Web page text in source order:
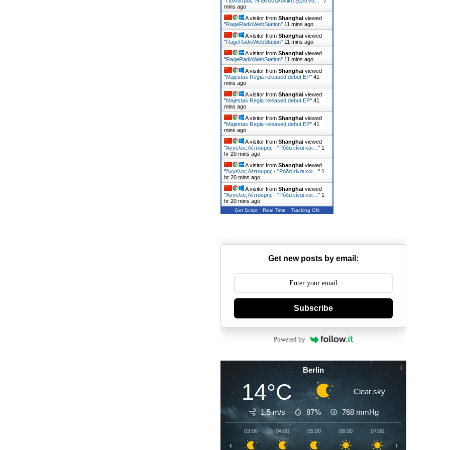
mins ago
A visitor from Shanghai viewed
"RageRadioWebStation" 11 mins ago
A visitor from Shanghai viewed
"RageRadioWebStation" 11 mins ago
A visitor from Shanghai viewed
"RageRadioWebStation" 11 mins ago
A visitor from Shanghai viewed
"Majestas Regia released debut EP" 41
mins ago
A visitor from Shanghai viewed
"Majestas Regia released debut EP" 41
mins ago
A visitor from Shanghai viewed
"Majestas Regia released debut EP" 41
mins ago
A visitor from Shanghai viewed
"Άγγελος Λέπουρης - "Ρόδα είναι και… " 1
hr 20 mins ago
A visitor from Shanghai viewed
"Άγγελος Λέπουρης - "Ρόδα είναι και… " 1
hr 20 mins ago
A visitor from Shanghai viewed
"Άγγελος Λέπουρης - "Ρόδα είναι και… " 1
hr 20 mins ago
Get Script Real Time Tracking ON
Get new posts by email:
Subscribe
Powered by
Berlin
14°C Clear sky
1.5 m/s 87% 768 mmHg
03:00 04:00 05:00 06:00 07:00
‹ ›